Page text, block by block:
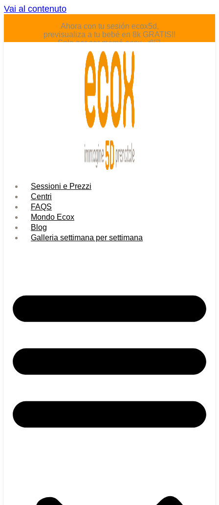
Vai al contenuto
Ahora con tu sesión ecox5d,
previsualiza a tu bebé en 8k GRATIS!!
Solo por ser mamá ecox. 👶🏻
Sessioni e Prezzi
Centri
FAQS
Mondo Ecox
Blog
Galleria settimana per settimana